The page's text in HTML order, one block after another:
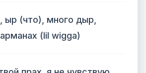
ыр (что), много дыр,
(lil wigga)